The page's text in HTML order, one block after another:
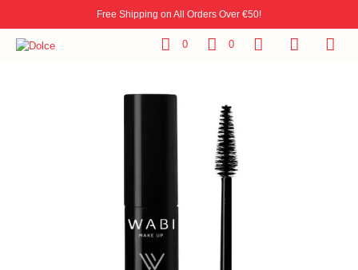
Free Shipping on All Orders Over €50!
0 0